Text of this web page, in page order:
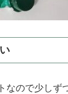
ので少しず